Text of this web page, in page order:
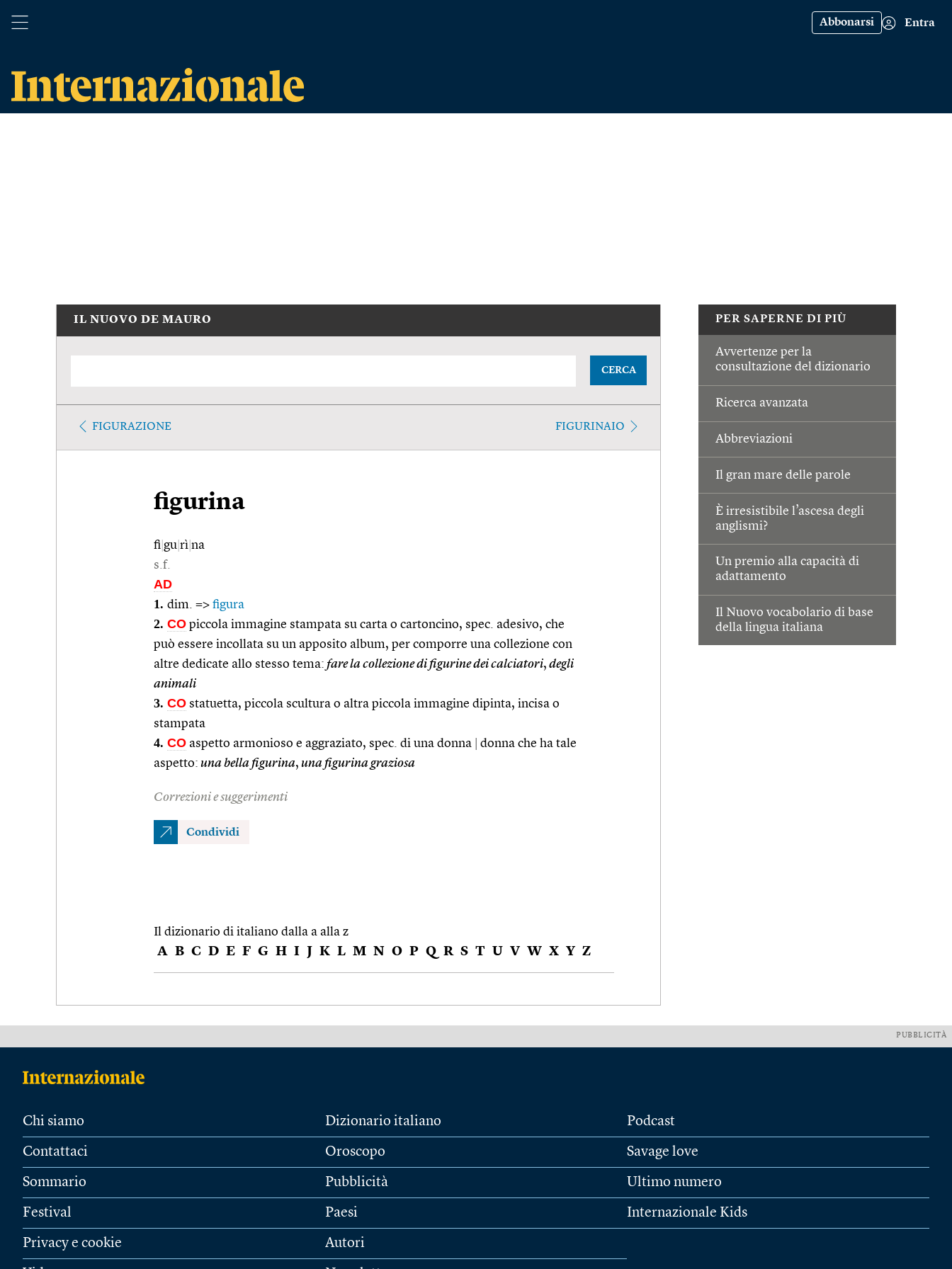
Abbonarsi Entra
PER SAPERNE DI PIÙ
Avvertenze per la
consultazione del dizionario
Ricerca avanzata
Abbreviazioni
Il gran mare delle parole
È irresistibile l’ascesa degli
anglismi?
Un premio alla capacità di
adattamento
Il Nuovo vocabolario di base
della lingua italiana
IL NUOVO DE MAURO
CERCA
FIGURAZIONE FIGURINAIO
figurina
fi gu rì na
s.f.
AD
1. dim. => figura
2. CO piccola immagine stampata su carta o cartoncino, spec. adesivo, che
può essere incollata su un apposito album, per comporre una collezione con
altre dedicate allo stesso tema: fare la collezione di figurine dei calciatori, degli
animali
3. CO statuetta, piccola scultura o altra piccola immagine dipinta, incisa o
stampata
4. CO aspetto armonioso e aggraziato, spec. di una donna
donna che ha tale
aspetto: una bella figurina, una figurina graziosa
Correzioni e suggerimenti
Condividi
Il dizionario di italiano dalla a alla z
A B C D E F G H I J K L M N O P Q R S T U V W X Y Z
PUBBLICITÀ
Chi siamo
Contattaci
Sommario
Festival
Privacy e cookie
Dizionario italiano
Oroscopo
Pubblicità
Paesi
Autori
Podcast
Savage love
Ultimo numero
Internazionale Kids